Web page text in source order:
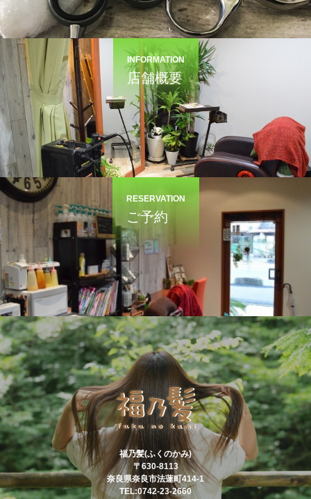
INFORMATION
店舗概要
RESERVATION
ご予約
福乃髪(ふくのかみ)
〒630-8113
奈良県奈良市法蓮町414-1
TEL:0742-23-2660